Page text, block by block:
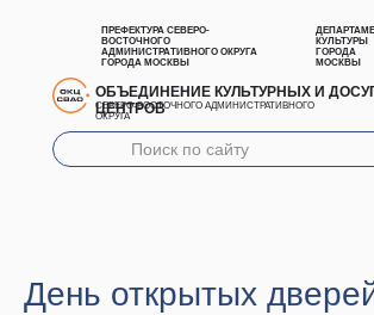
ПРЕФЕКТУРА СЕВЕРО-
ВОСТОЧНОГО
АДМИНИСТРАТИВНОГО ОКРУГА
ГОРОДА МОСКВЫ
КУЛЬТУРЫ
ГОРОДА
МОСКВЫ
ОБЪЕДИНЕНИЕ КУЛЬТУРНЫХ И
ЦЕНТРОВ
СЕВЕРО-ВОСТОЧНОГО АДМИНИСТРАТИВНОГО
ОКРУГА
День открытых